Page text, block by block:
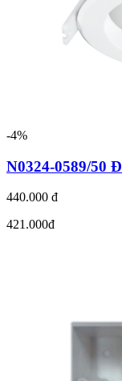
-4%
N0324-0589/50
440.000 đ
421.000đ